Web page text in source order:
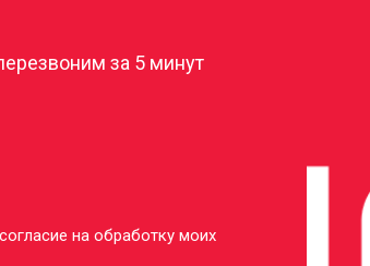
за 5 минут
на обработку моих